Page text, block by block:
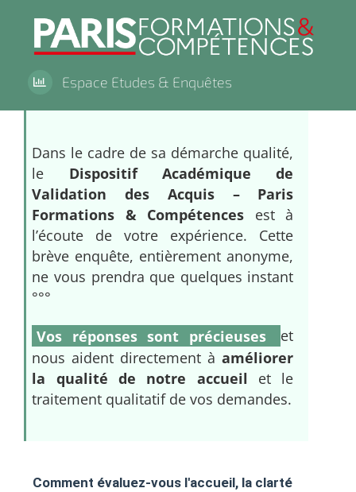
content
Espace Etudes & Enquêtes
Dans le cadre de sa démarche qualité,
le Dispositif Académique de
Validation des Acquis – Paris
Formations & Compétences est à
l’écoute de votre expérience. Cette
brève enquête, entièrement anonyme,
ne vous prendra que quelques instant
°°°
Vos réponses sont précieuses
et
nous aident directement àaméliorer
la qualité de notre accueil et le
traitement qualitatif de vos demandes.
Comment évaluez-vous l'accueil, la clarté